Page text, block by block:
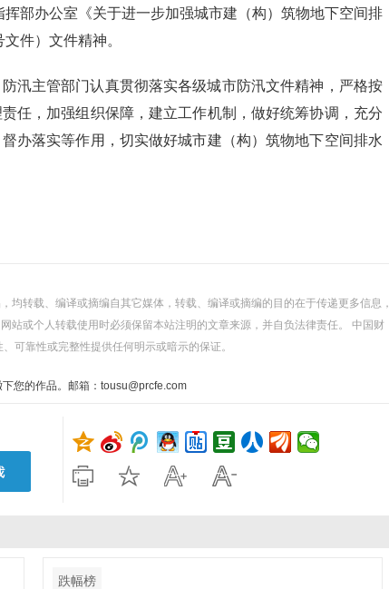
部办公室《关于进一步加强城市建（构）筑物地下空间排
件）文件精神。
汛主管部门认真贯彻落实各级城市防汛文件精神，严格按
任，加强组织保障，建立工作机制，做好统筹协调，充分
办落实等作用，切实做好城市建（构）筑物地下空间排水
均转载、编译或摘编自其它媒体，转载、编译或摘编的目的在于传递更多信息，
站或个人转载使用时必须保留本站注明的文章来源，并自负法律责任。 中国财
可靠性或完整性提供任何明示或暗示的保证。
您的作品。邮箱：tousu@prcfe.com
跌幅榜